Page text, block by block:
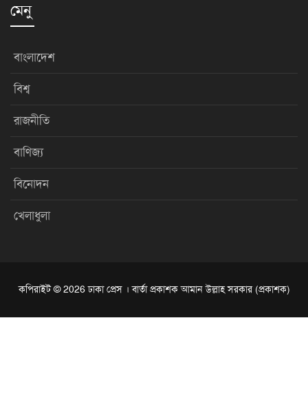
মেনু
বাংলাদেশ
বিশ্ব
রাজনীতি
বাণিজ্য
বিনোদন
খেলাধুলা
কপিরাইট © 2026 ঢাকা প্রেস । বার্তা প্রকাশক আমান উল্লাহ সরকার (প্রকাশক)